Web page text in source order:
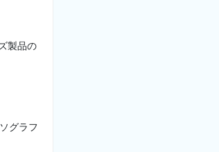
製品の
グラフ